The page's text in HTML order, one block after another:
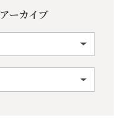
アーカイブ